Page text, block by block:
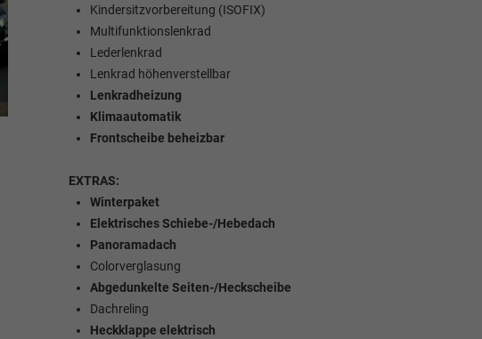
Kindersitzvorbereitung (ISOFIX)
Multifunktionslenkrad
Lederlenkrad
Lenkrad höhenverstellbar
Lenkradheizung
Klimaautomatik
Frontscheibe beheizbar
EXTRAS:
Winterpaket
Elektrisches Schiebe-/Hebedach
Panoramadach
Colorverglasung
Abgedunkelte Seiten-/Heckscheibe
Dachreling
Heckklappe elektrisch